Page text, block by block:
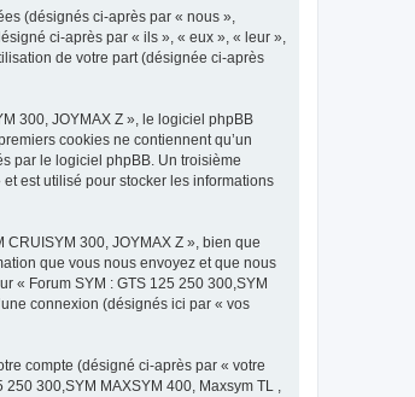
(désignés ci-après par « nous »,
ci-après par « ils », « eux », « leur »,
de votre part (désignée ci-après
300, JOYMAX Z », le logiciel phpBB
cookies ne contiennent qu’un
par le logiciel phpBB. Un troisième
est utilisé pour stocker les informations
300, JOYMAX Z », bien que
que vous nous envoyez et que nous
« Forum SYM : GTS 125 250 300,SYM
connexion (désignés ici par « vos
compte (désigné ci-après par « votre
300,SYM MAXSYM 400, Maxsym TL ,